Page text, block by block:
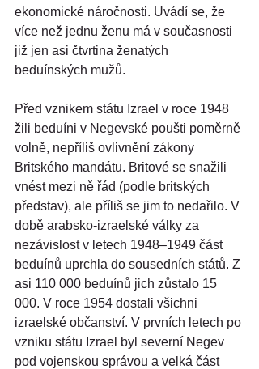
ekonomické náročnosti. Uvádí se, že
více než jednu ženu má v současnosti
již jen asi čtvrtina ženatých
beduínských mužů.
Před vznikem státu Izrael v roce 1948
žili beduíni v Negevské poušti poměrně
volně, nepříliš ovlivnění zákony
Britského mandátu. Britové se snažili
vnést mezi ně řád (podle britských
představ), ale příliš se jim to nedařilo. V
době arabsko-izraelské války za
nezávislost v letech 1948–1949 část
beduínů uprchla do sousedních států. Z
asi 110 000 beduínů jich zůstalo 15
000. V roce 1954 dostali všichni
izraelské občanství. V prvních letech po
vzniku státu Izrael byl severní Negev
pod vojenskou správou a velká část